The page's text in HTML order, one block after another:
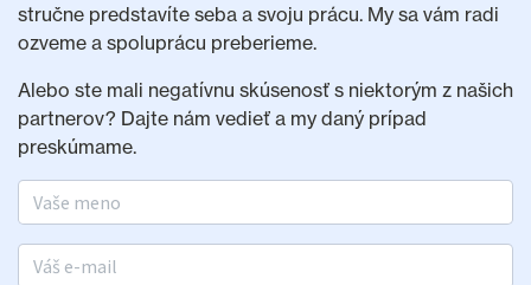
stručne predstavíte seba a svoju prácu. My sa vám radi
ozveme a spoluprácu preberieme.
Alebo ste mali negatívnu skúsenosť s niektorým z našich
partnerov? Dajte nám vedieť a my daný prípad
preskúmame.
Meno a priezvisko
E-mail